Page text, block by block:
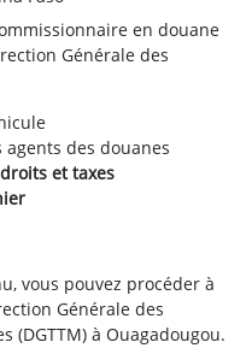
en douane
Générale des
agents des douanes
et taxes
vous pouvez procéder à
Générale des
(DGTTM) à Ouagadougou.